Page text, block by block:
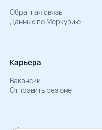
Обратная связь
Данные по Меркурию
Карьера
Вакансии
Отправить резюме